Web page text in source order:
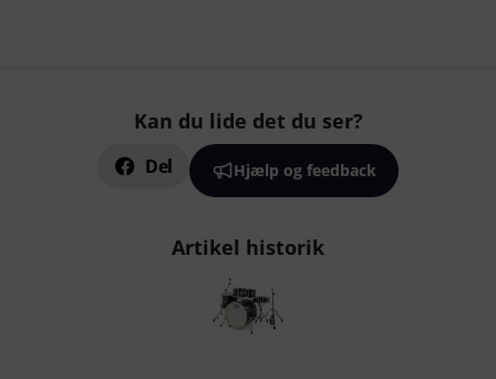
Kan du lide det du ser?
Del Hjælp og feedback
Artikel historik